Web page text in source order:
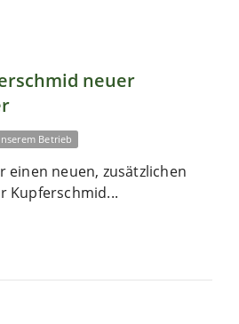
neuer
Betrieb
einen neuen, zusätzlichen
Kupferschmid...